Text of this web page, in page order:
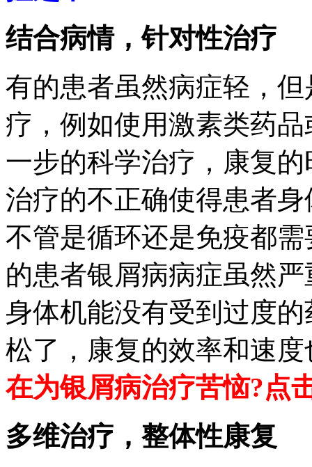
结合病情，针对性治疗
有的患者虽然病症轻，
疗，例如使用激素类药
一步的科学治疗，康复
治疗的不正确使得患者
不管是循环还是免疫都
的患者银屑病病症虽然
身体机能没有受到过度
松了，康复的效率和速
在为银屑病治疗苦恼?点
多维治疗，整体性康复